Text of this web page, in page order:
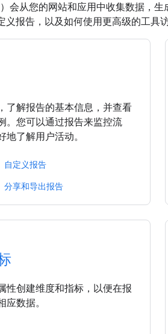
会从您的网站和应用中收集数据，
报告，以及如何使用更高级的工具访
了解报告的基本信息，并查看
。您可以通过报告来监控流
了解用户活动。
自定义报告
分享和导出报告
性创建维度和指标，以便在报
数据。